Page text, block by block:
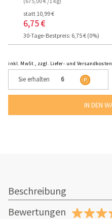
statt 10,99 €
6,75 €
30-Tage-Bestpreis: 6,75 € (0%)
inkl. MwSt., zzgl. Liefer- und Versandkosten
Sie erhalten 6
Beschreibung
Bewertungen